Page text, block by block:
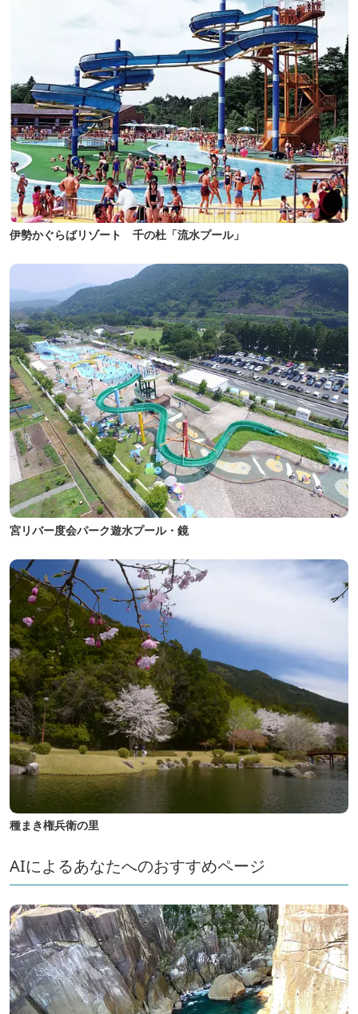
伊勢かぐらばリゾート 千の杜「流水プール」
宮リバー度会パーク遊水プール・鏡
種まき権兵衛の里
AIによるあなたへのおすすめページ